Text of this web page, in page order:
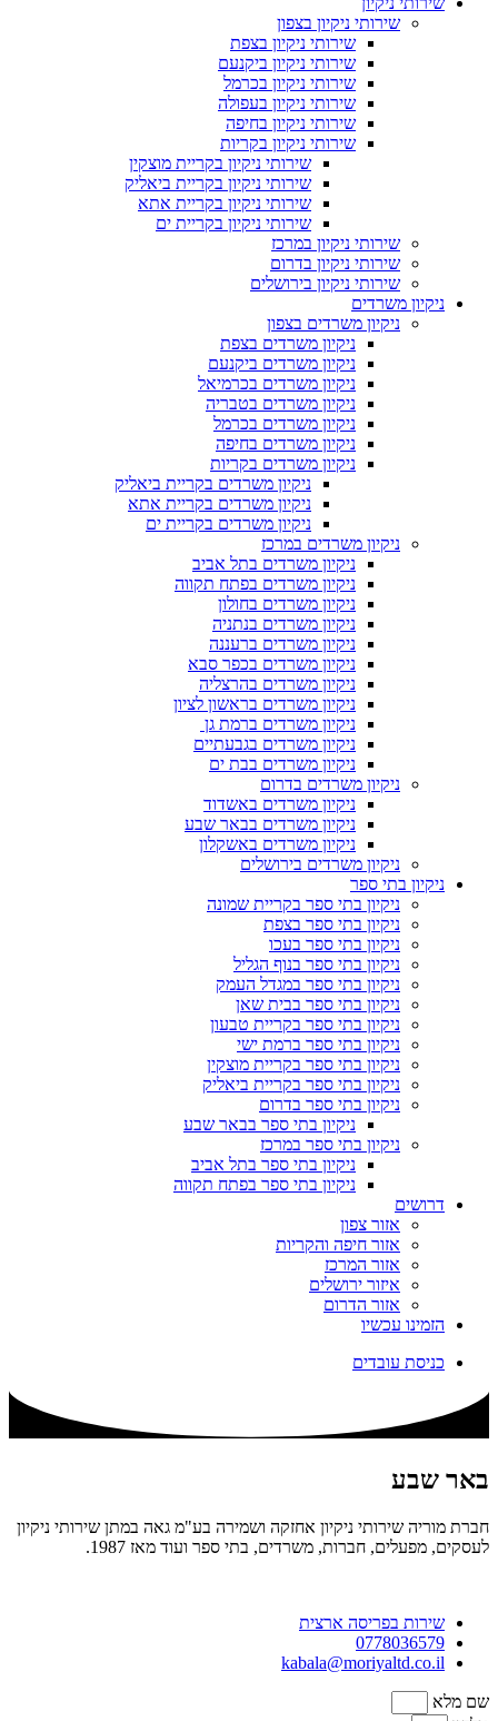
שירותי ניקיון בצפון
שירותי ניקיון בצפת
שירותי ניקיון ביקנעם
שירותי ניקיון בכרמל
שירותי ניקיון בעפולה
שירותי ניקיון בחיפה
שירותי ניקיון בקריות
שירותי ניקיון בקריית מוצקין
שירותי ניקיון בקריית ביאליק
שירותי ניקיון בקריית אתא
שירותי ניקיון בקריית ים
שירותי ניקיון במרכז
שירותי ניקיון בדרום
שירותי ניקיון בירושלים
ניקיון משרדים
ניקיון משרדים בצפון
ניקיון משרדים בצפת
ניקיון משרדים ביקנעם
ניקיון משרדים בכרמיאל
ניקיון משרדים בטבריה
ניקיון משרדים בכרמל
ניקיון משרדים בחיפה
ניקיון משרדים בקריות
ניקיון משרדים בקריית ביאליק
ניקיון משרדים בקריית אתא
ניקיון משרדים בקריית ים
ניקיון משרדים במרכז
ניקיון משרדים בתל אביב
ניקיון משרדים בפתח תקווה
ניקיון משרדים בחולון
ניקיון משרדים בנתניה
ניקיון משרדים ברעננה
ניקיון משרדים בכפר סבא
ניקיון משרדים בהרצליה
ניקיון משרדים בראשון לציון
ניקיון משרדים ברמת גן
ניקיון משרדים בגבעתיים
ניקיון משרדים בבת ים
ניקיון משרדים בדרום
ניקיון משרדים באשדוד
ניקיון משרדים בבאר שבע
ניקיון משרדים באשקלון
ניקיון משרדים בירושלים
ניקיון בתי ספר
ניקיון בתי ספר בקריית שמונה
ניקיון בתי ספר בצפת
ניקיון בתי ספר בעכו
ניקיון בתי ספר בנוף הגליל
ניקיון בתי ספר במגדל העמק
ניקיון בתי ספר בבית שאן
ניקיון בתי ספר בקריית טבעון
ניקיון בתי ספר ברמת ישי
ניקיון בתי ספר בקריית מוצקין
ניקיון בתי ספר בקריית ביאליק
ניקיון בתי ספר בדרום
ניקיון בתי ספר בבאר שבע
ניקיון בתי ספר במרכז
ניקיון בתי ספר בתל אביב
ניקיון בתי ספר בפתח תקווה
דרושים
אזור צפון
אזור חיפה והקריות
אזור המרכז
איזור ירושלים
אזור הדרום
הזמינו עכשיו
כניסת עובדים
באר שבע
חברת מוריה שירותי ניקיון אחזקה ושמירה בע"מ גאה במתן שירותי ניקיון
לעסקים, מפעלים, חברות, משרדים, בתי ספר ועוד מאז 1987.
שירות בפריסה ארצית
0778036579
kabala@moriyaltd.co.il
שם מלא